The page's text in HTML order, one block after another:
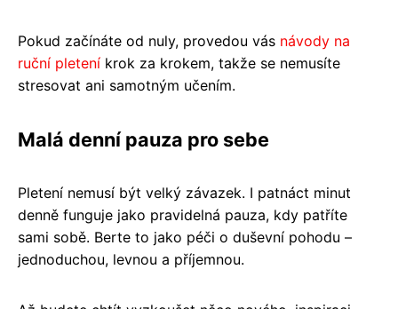
Pokud začínáte od nuly, provedou vás návody na
ruční pletení krok za krokem, takže se nemusíte
stresovat ani samotným učením.
Malá denní pauza pro sebe
Pletení nemusí být velký závazek. I patnáct minut
denně funguje jako pravidelná pauza, kdy patříte
sami sobě. Berte to jako péči o duševní pohodu –
jednoduchou, levnou a příjemnou.